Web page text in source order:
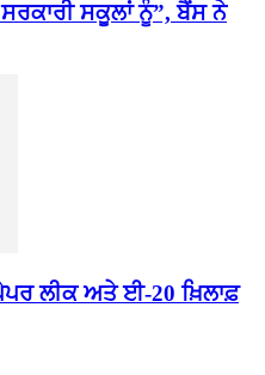
ਸਰਕਾਰੀ ਸਕੂਲਾਂ ਨੂੰ”, ਬੈਂਸ ਨੇ
ਲੀਕ ਅਤੇ ਈ-20 ਖ਼ਿਲਾਫ਼